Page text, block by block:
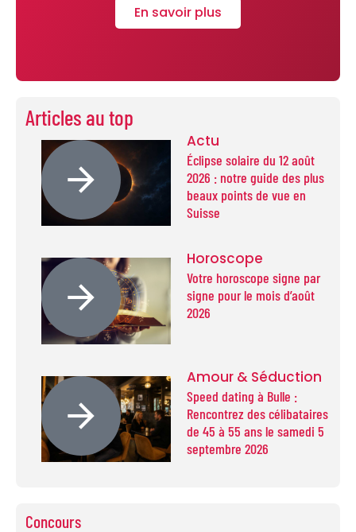
En savoir plus
Articles au top
Actu
Éclipse solaire du 12 août
2026 : notre guide des plus
beaux points de vue en
Suisse
Horoscope
Votre horoscope signe par
signe pour le mois d’août
2026
Amour & Séduction
Speed dating à Bulle :
Rencontrez des célibataires
de 45 à 55 ans le samedi 5
septembre 2026
Concours